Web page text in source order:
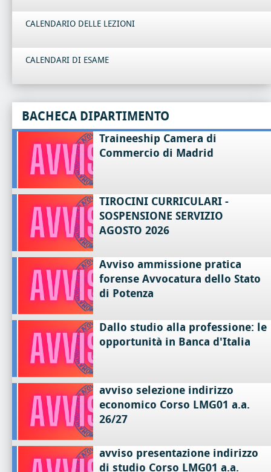
CALENDARIO DELLE LEZIONI
CALENDARI DI ESAME
BACHECA DIPARTIMENTO
Traineeship Camera di
Commercio di Madrid
TIROCINI CURRICULARI -
SOSPENSIONE SERVIZIO
AGOSTO 2026
Avviso ammissione pratica
forense Avvocatura dello Stato
di Potenza
Dallo studio alla professione: le
opportunità in Banca d'Italia
avviso selezione indirizzo
economico Corso LMG01 a.a.
26/27
avviso presentazione indirizzo
di studio Corso LMG01 a.a.